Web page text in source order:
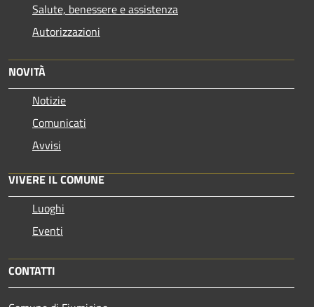
Salute, benessere e assistenza
Autorizzazioni
NOVITÀ
Notizie
Comunicati
Avvisi
VIVERE IL COMUNE
Luoghi
Eventi
CONTATTI